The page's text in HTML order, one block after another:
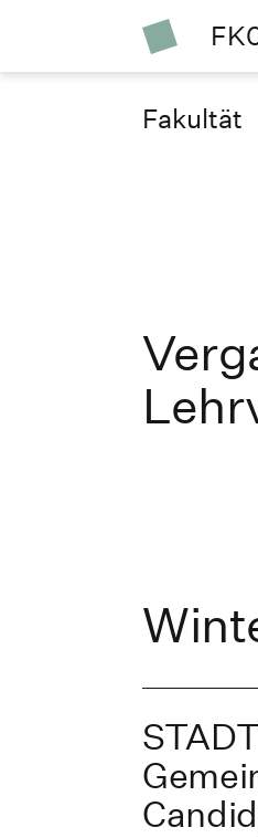
Fakultät